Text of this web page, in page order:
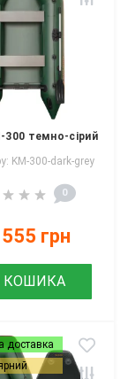
300 темно-сірий
KM-300-dark-grey
0
грн
КОШИКА
доставка